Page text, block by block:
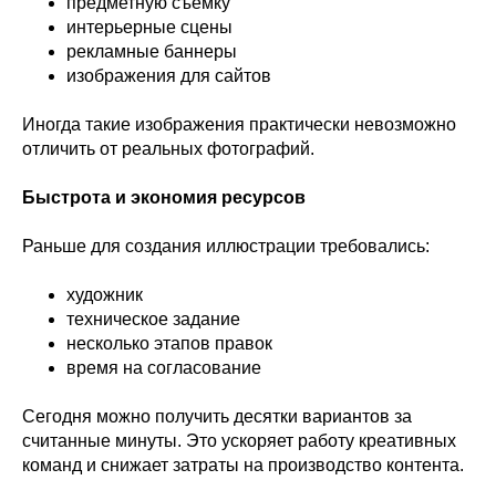
интерьерные сцены
рекламные баннеры
изображения для сайтов
Иногда такие изображения практически невозможно
отличить от реальных фотографий.
Быстрота и экономия ресурсов
Раньше для создания иллюстрации требовались:
художник
техническое задание
несколько этапов правок
время на согласование
Сегодня можно получить десятки вариантов за
считанные минуты. Это ускоряет работу креативных
команд и снижает затраты на производство контента.